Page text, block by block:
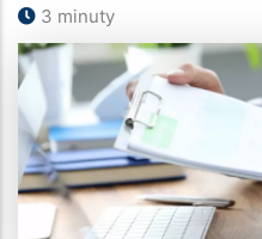
3 minuty